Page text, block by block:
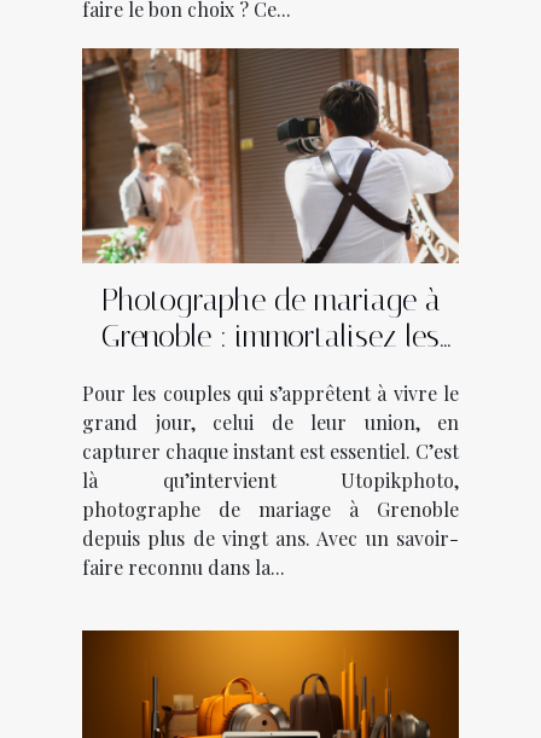
faire le bon choix ? Ce...
Photographe de mariage à
Grenoble : immortalisez les
Utopikphoto !
Pour les couples qui s’apprêtent à vivre le
grand jour, celui de leur union, en
capturer chaque instant est essentiel. C’est
là qu’intervient Utopikphoto,
photographe de mariage à Grenoble
depuis plus de vingt ans. Avec un savoir-
faire reconnu dans la...